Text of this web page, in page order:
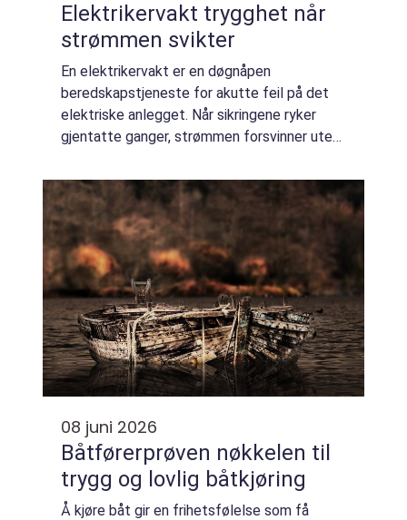
Elektrikervakt trygghet når
strømmen svikter
En elektrikervakt er en døgnåpen
beredskapstjeneste for akutte feil på det
elektriske anlegget. Når sikringene ryker
gjentatte ganger, strømmen forsvinner uten
stikkontakt, trenger du rask og trygg hjelp
uanse...
08 juni 2026
Båtførerprøven nøkkelen til
trygg og lovlig båtkjøring
Å kjøre båt gir en frihetsfølelse som få